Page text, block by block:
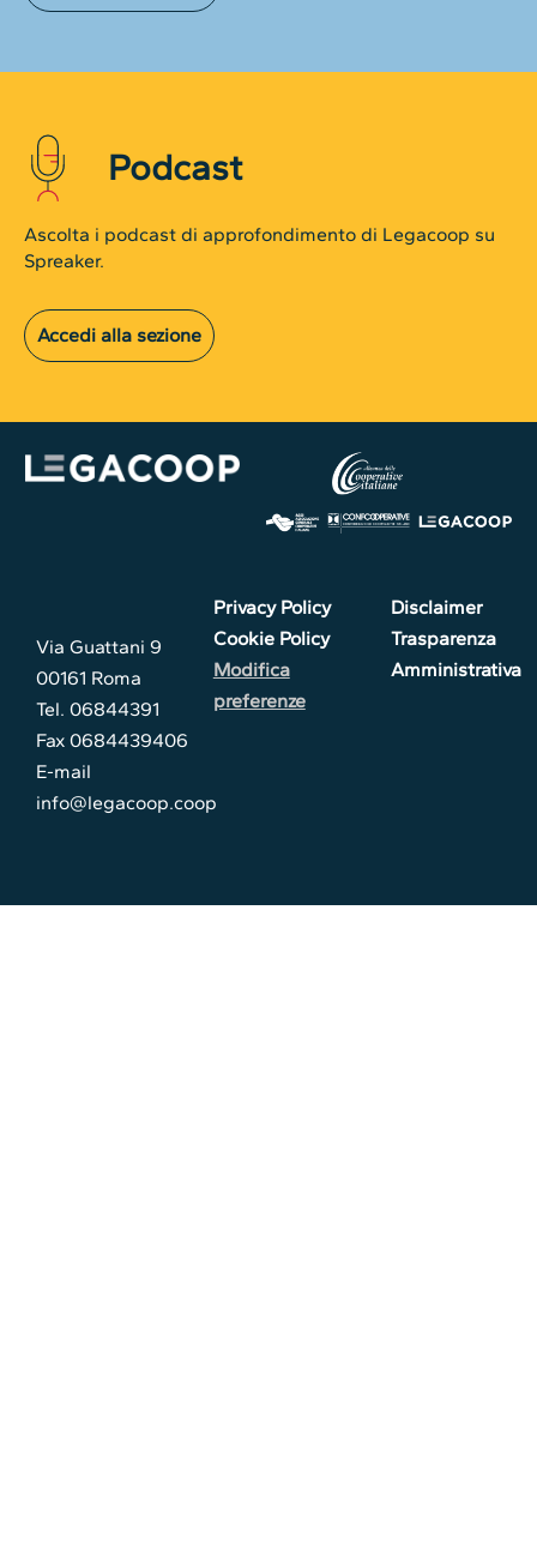
Podcast
Ascolta i podcast di approfondimento di Legacoop su
Spreaker.
Accedi alla sezione
Via Guattani 9
00161 Roma
Tel. 06844391
Fax 0684439406
E-mail
info@legacoop.coop
Privacy Policy
Cookie Policy
Modifica
preferenze
Disclaimer
Trasparenza
Amministrativa